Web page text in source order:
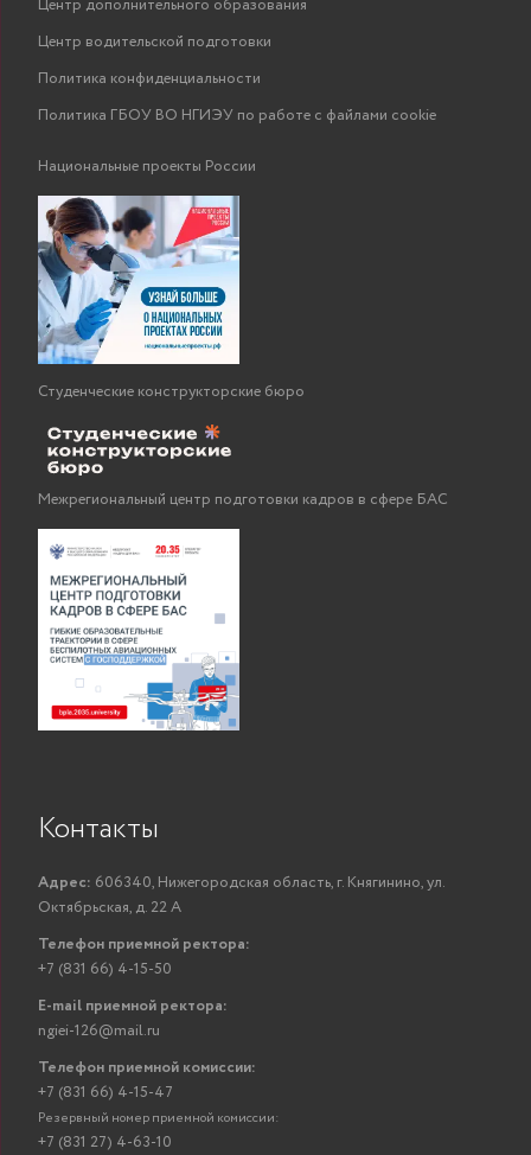
Центр дополнительного образования
Центр водительской подготовки
Политика конфиденциальности
Политика ГБОУ ВО НГИЭУ по работе с файлами cookie
Национальные проекты России
Студенческие конструкторские бюро
Межрегиональный центр подготовки кадров в сфере БАС
Контакты
Адрес: 606340, Нижегородская область, г. Княгинино, ул.
Октябрьская, д. 22 А
Телефон приемной ректора:
+7 (831 66) 4-15-50
E-mail приемной ректора:
ngiei-126@mail.ru
Телефон приемной комиссии:
+7 (831 66) 4-15-47
Резервный номер приемной комиссии:
+7 (831 27) 4-63-10